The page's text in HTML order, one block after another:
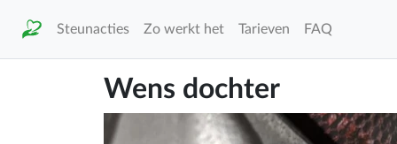
Steunacties Zo werkt het Tarieven FAQ
Wens dochter